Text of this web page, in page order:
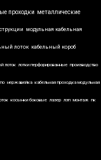
проходки металлические
модульная кабельная
лоток кабельный короб
лоток лотки перфорированные производство
нержавейка кабельная проходка модульная
косынки боковые лазер лэп монтаж пк